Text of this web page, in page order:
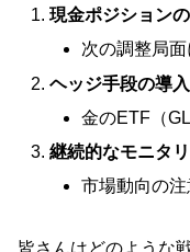
現金ポジション
次の調整局
ヘッジ手段の導入
金のETF（
継続的なモニタ
市場動向の
皆さんはどのような